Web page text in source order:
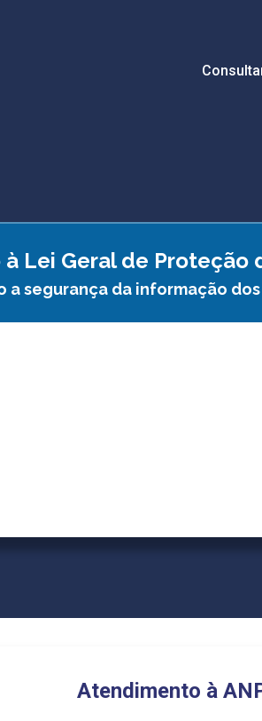
Lei Geral de Proteção
segurança da informação
Atendimento à